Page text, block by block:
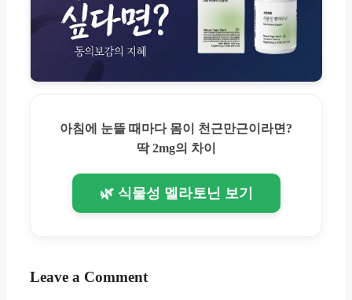
아침에 눈뜰 때마다 몸이 천근만근이라면?
딱 2mg의 차이
🌿 식물성 멜라토닌 보기
Leave a Comment